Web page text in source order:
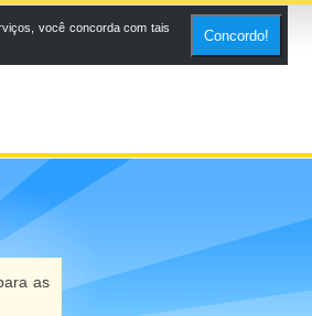
as
você concorda com tais
Concordo!